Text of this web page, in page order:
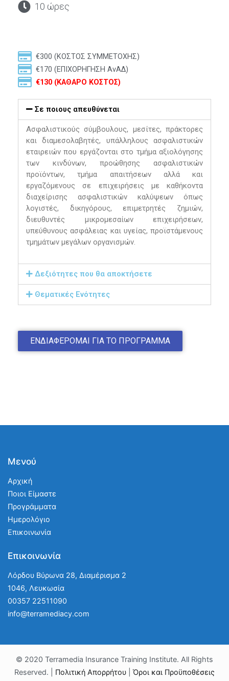
10 ώρες
€300 (ΚΟΣΤΟΣ ΣΥΜΜΕΤΟΧΗΣ)
€170 (ΕΠΙΧΟΡΗΓΗΣΗ ΑνΑΔ)
€130 (ΚΑΘΑΡΟ ΚΟΣΤΟΣ)
Σε ποιους απευθύνεται
Ασφαλιστικούς σύμβουλους, μεσίτες, πράκτορες
και διαμεσολαβητές, υπάλληλους ασφαλιστικών
εταιρειών που εργάζονται στο τμήμα αξιολόγησης
των κινδύνων, προώθησης ασφαλιστικών
προϊόντων, τμήμα απαιτήσεων αλλά και
εργαζόμενους σε επιχειρήσεις με καθήκοντα
διαχείρισης ασφαλιστικών καλύψεων όπως
λογιστές, δικηγόρους, επιμετρητές ζημιών,
διευθυντές μικρομεσαίων επιχειρήσεων,
υπεύθυνους ασφάλειας και υγείας, προϊστάμενους
τμημάτων μεγάλων οργανισμών.
Δεξιότητες που θα αποκτήσετε
Θεματικές Ενότητες
ΕΝΔΙΑΦΕΡΟΜΑΙ ΓΙΑ ΤΟ ΠΡΟΓΡΑΜΜΑ
Μενού
Αρχική
Ποιοι Είμαστε
Προγράμματα
Ημερολόγιο
Επικοινωνία
Επικοινωνία
Λόρδου Βύρωνα 28, Διαμέρισμα 2
1046, Λευκωσία
00357 22511090
info@terramediacy.com
© 2020 Terramedia Insurance Training Institute. All Rights
Reserved. | Πολιτική Απορρήτου Όροι και Προϋποθέσεις